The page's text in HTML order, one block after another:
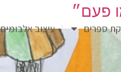
ספרים עיצוב אלבומים
פעם״